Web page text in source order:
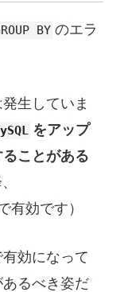
BY のエラ
生していま
をアップ
ことがある
有効です）
効になって
るべき姿だ